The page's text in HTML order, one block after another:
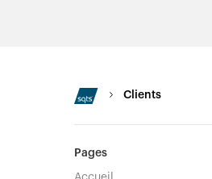
Clients
Pages